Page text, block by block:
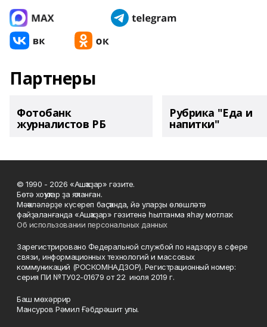
Партнеры
Фотобанк
журналистов РБ
Рубрика "Еда и
напитки"
© 1990 - 2026 «Ашҡаҙар» гәзите.
Бөтә хоҡуҡтар ҙа яҡланған.
Мәҡәләләрҙе күсереп баҫҡанда, йә уларҙы өлөшләтә
файҙаланғанда «Ашҡаҙар» гәзитенә һылтанма яһау мотлаҡ.
Об использовании персональных данных
Зарегистрировано Федеральной службой по надзору в сфере
связи, информационных технологий и массовых
коммуникаций (РОСКОМНАДЗОР). Регистрационный номер:
серия ПИ №ТУ02-01679 от 22 июля 2019 г.
Баш мөхәррир
Мансуров Рәмил Ғәбдрәшит улы.